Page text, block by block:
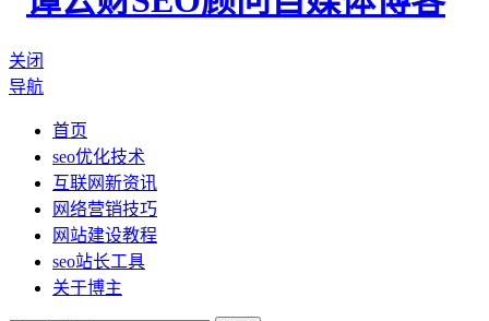
关闭
导航
首页
seo优化技术
互联网新资讯
网络营销技巧
网站建设教程
seo站长工具
关于博主